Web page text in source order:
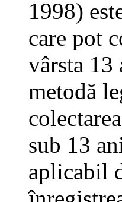
1998)
care pot
vârsta 13
metodă
sub 13
aplicabil